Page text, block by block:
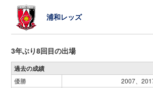
浦和レッズ
3年ぶり8回目の出場
過去の成績
優勝
2007、